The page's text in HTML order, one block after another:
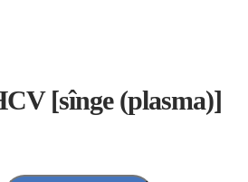
[sînge (plasma)]